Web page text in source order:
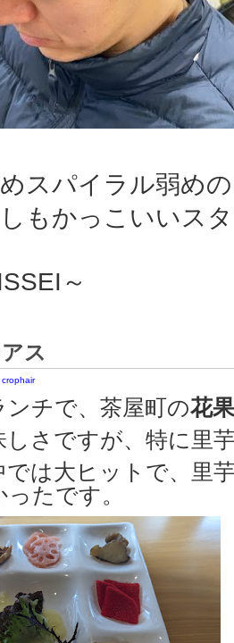
スパイラル弱め
しもかっこいいス
～
ス
crophair
チで、茶屋町の花
しさですが、特に里
では大ヒットで、里
たです。